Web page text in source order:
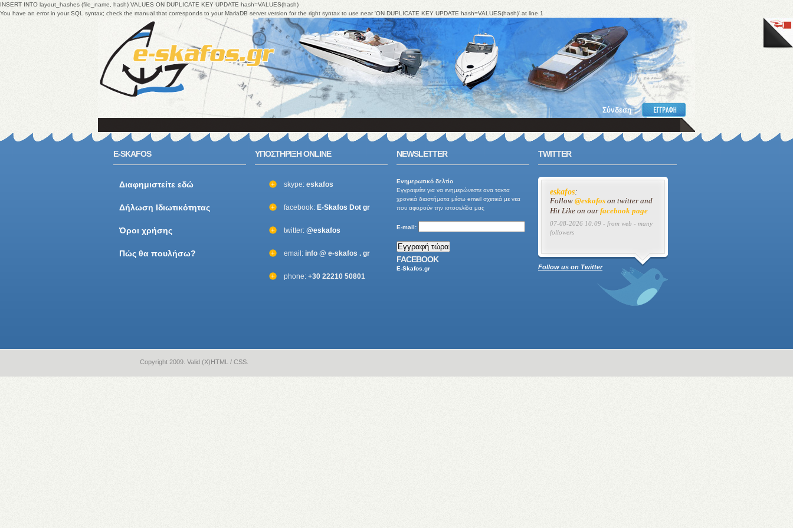
INSERT INTO layout_hashes (file_name, hash) VALUES ON DUPLICATE KEY UPDATE hash=VALUES(hash)
You have an error in your SQL syntax; check the manual that corresponds to your MariaDB server version for the right syntax to use near 'ON DUPLICATE KEY UPDATE hash=VALUES(hash)' at line 1
Σύνδεση|
E-SKAFOS
Διαφημιστείτε εδώ
Δήλωση Ιδιωτικότητας
Όροι χρήσης
Πώς θα πουλήσω?
ΥΠΟΣΤΗΡΙΞΗ ONLINE
skype: eskafos
facebook: E-Skafos Dot gr
twitter: @eskafos
email: info @ e-skafos . gr
phone: +30 22210 50801
NEWSLETTER
Ενημερωτικό δελτίo
Εγγραφείτε για να ενημερώνεστε ανα τακτα
χρονικά διαστήματα μέσω email σχετικά με νεα
που αφορούν την ιστοσελίδα μας
E-mail:
FACEBOOK
E-Skafos.gr
TWITTER
eskafos:
Follow @eskafos on twitter and
Hit Like on our facebook page
07-08-2026 10:09 - from web - many
followers
Follow us on Twitter
Copyright 2009. Valid (X)HTML / CSS.